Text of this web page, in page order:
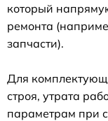
который
ремонта
запчасти).
Для
строя, утрата
параметрам при